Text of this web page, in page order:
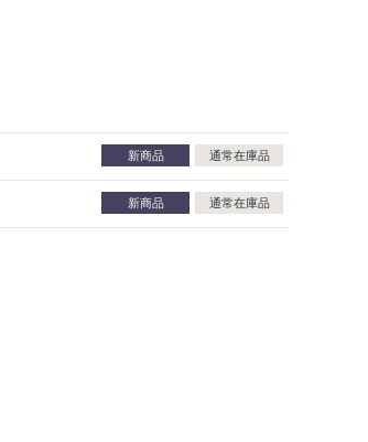
新商品 通常在庫品
新商品 通常在庫品